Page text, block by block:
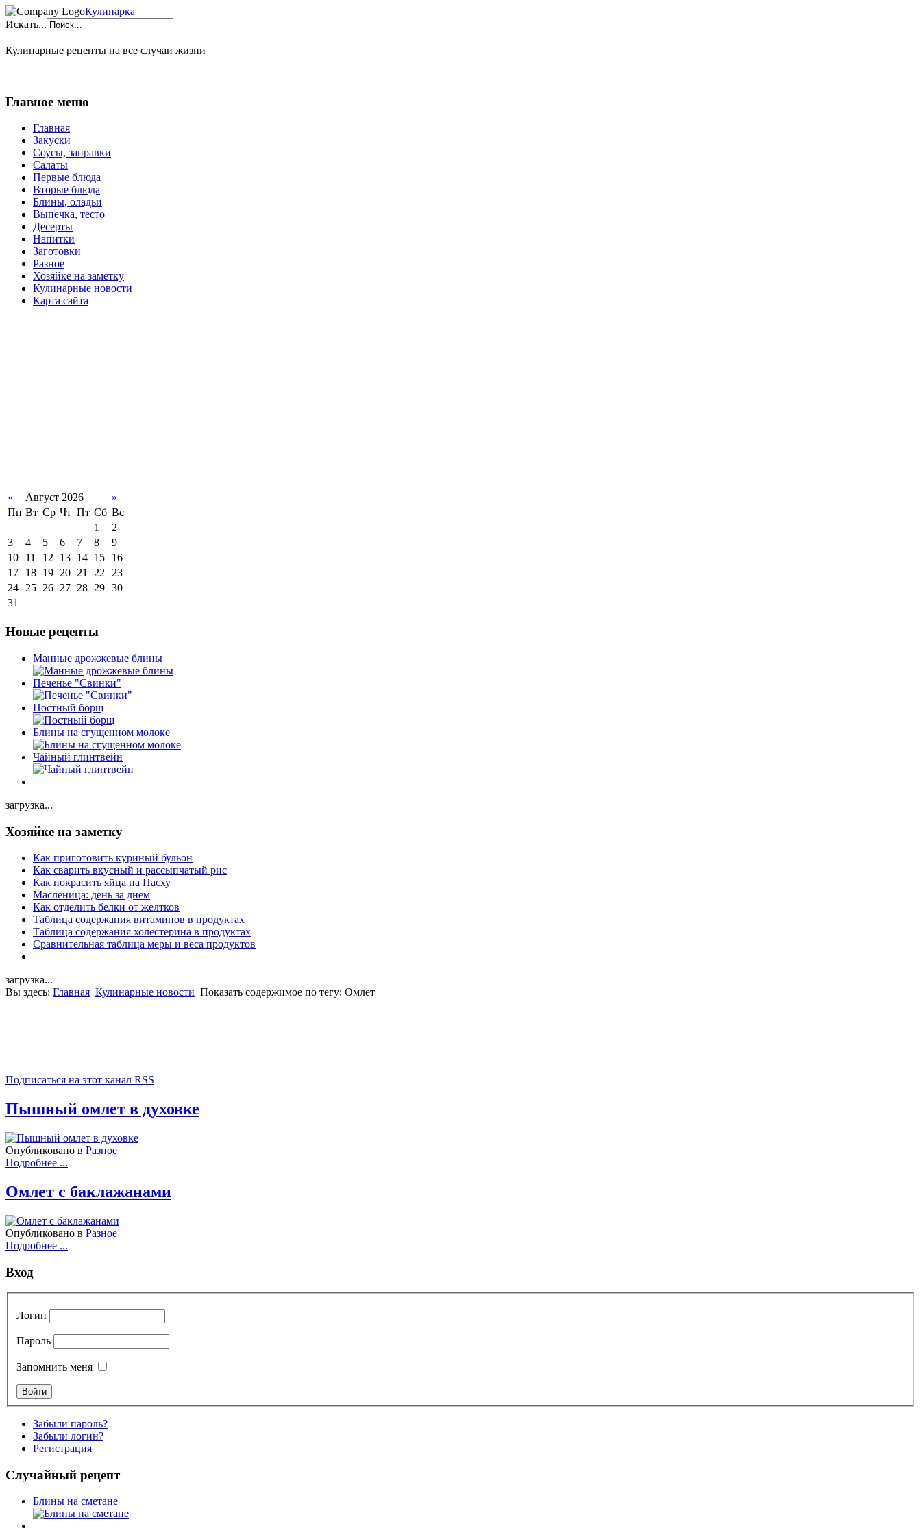
Кулинарка
Искать...
Кулинарные рецепты на все случаи жизни
Главное меню
Главная
Закуски
Соусы, заправки
Салаты
Первые блюда
Вторые блюда
Блины, оладьи
Выпечка, тесто
Десерты
Напитки
Заготовки
Разное
Хозяйке на заметку
Кулинарные новости
Карта сайта
« Август 2026
»
Пн Вт Ср Чт Пт Сб Вс
1
2
3
4 5 6 7 8
9
10
11 12 13 14 15
16
17
18 19 20 21 22 23
24 25 26 27 28 29 30
31
Новые рецепты
Манные дрожжевые блины
Печенье "Свинки"
Постный борщ
Блины на сгущенном молоке
Чайный глинтвейн
загрузка...
Хозяйке на заметку
Как приготовить куриный бульон
Как сварить вкусный и рассыпчатый рис
Как покрасить яйца на Пасху
Масленица: день за днем
Как отделить белки от желтков
Таблица содержания витаминов в продуктах
Таблица содержания холестерина в продуктах
Сравнительная таблица меры и веса продуктов
загрузка...
Вы здесь: Главная Кулинарные новости Показать содержимое по тегу: Омлет
Подписаться на этот канал RSS
Пышный омлет в духовке
Опубликовано в Разное
Подробнее ...
Омлет с баклажанами
Опубликовано в Разное
Подробнее ...
Вход
Логин
Пароль
Запомнить меня
Забыли пароль?
Забыли логин?
Регистрация
Случайный рецепт
Блины на сметане